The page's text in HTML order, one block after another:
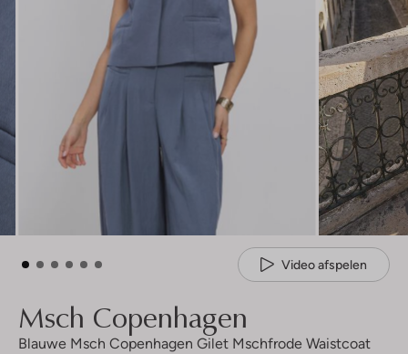
Video afspelen
Msch Copenhagen
Blauwe Msch Copenhagen Gilet Mschfrode Waistcoat